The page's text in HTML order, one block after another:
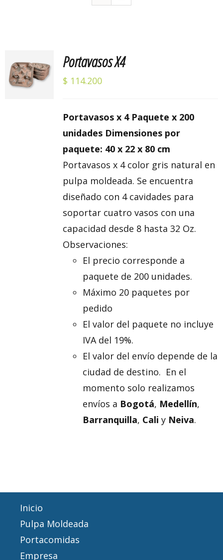
con5.00de 5
AL
CARRITO
Portavasos X4
$ 114.200
Portavasos x 4 Paquete x 200
unidades Dimensiones por
paquete: 40 x 22 x 80 cm
Portavasos x 4 color gris natural en
pulpa moldeada. Se encuentra
diseñado con 4 cavidades para
soportar cuatro vasos con una
capacidad desde 8 hasta 32 Oz.
Observaciones:
El precio corresponde a
paquete de 200 unidades.
Máximo 20 paquetes por
pedido
El valor del paquete no incluye
IVA del 19%.
El valor del envío depende de la
ciudad de destino. En el
momento solo realizamos
envíos a Bogotá, Medellín,
Barranquilla, Cali y Neiva.
Inicio
Pulpa Moldeada
Portacomidas
Empresa